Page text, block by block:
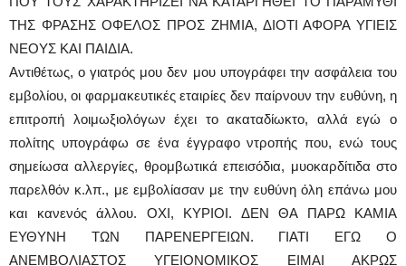
ΤΗΣ ΦΡΑΣΗΣ ΟΦΕΛΟΣ ΠΡΟΣ ΖΗΜΙΑ, ΔΙΟΤΙ ΑΦΟΡΑ ΥΓΙΕΙΣ
ΝΕΟΥΣ ΚΑΙ ΠΑΙΔΙΑ.
Αντιθέτως, ο γιατρός μου δεν μου υπογράφει την ασφάλεια του
εμβολίου, οι φαρμακευτικές εταιρίες δεν παίρνουν την ευθύνη, η
επιτροπή λοιμωξιολόγων έχει το ακαταδίωκτο, αλλά εγώ ο
πολίτης υπογράφω σε ένα έγγραφο ντροπής που, ενώ τους
σημείωσα αλλεργίες, θρομβωτικά επεισόδια, μυοκαρδίτιδα στο
παρελθόν κ.λπ., με εμβολίασαν με την ευθύνη όλη επάνω μου
και κανενός άλλου. ΟΧΙ, ΚΥΡΙΟΙ. ΔΕΝ ΘΑ ΠΑΡΩ ΚΑΜΙΑ
ΕΥΘΥΝΗ ΤΩΝ ΠΑΡΕΝΕΡΓΕΙΩΝ. ΓΙΑΤΙ ΕΓΩ Ο
ΑΝΕΜΒΟΛΙΑΣΤΟΣ ΥΓΕΙΟΝΟΜΙΚΟΣ ΕΙΜΑΙ ΑΚΡΩΣ